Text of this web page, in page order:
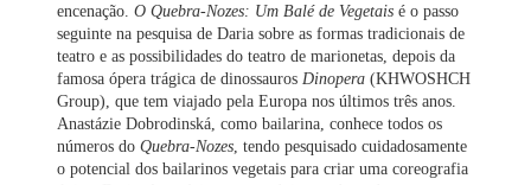
encenação.O Quebra-Nozes: Um Balé de Vegetais é o passo
seguinte na pesquisa de Daria sobre as formas tradicionais de
teatro e as possibilidades do teatro de marionetas, depois da
famosa ópera trágica de dinossaurosDinopera (KHWOSHCH
Group), que tem viajado pela Europa nos últimos três anos.
Anastázie Dobrodinská, como bailarina, conhece todos os
números doQuebra-Nozes, tendo pesquisado cuidadosamente
o potencial dos bailarinos vegetais para criar uma coreografia